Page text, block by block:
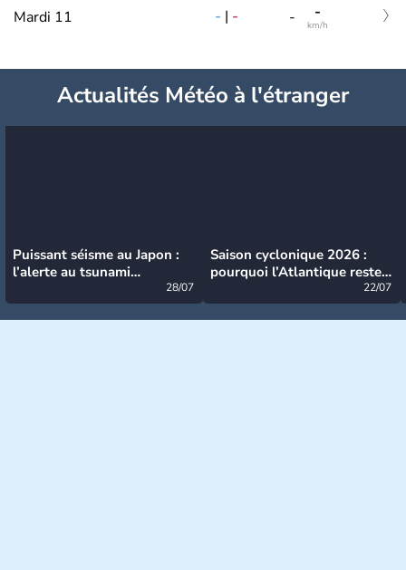
Mardi 11 - | - - -
km/h
Actualités Météo à l'étranger
Puissant séisme au Japon :
l’alerte au tsunami
28/07
Saison cyclonique 2026 :
pourquoi l’Atlantique reste
22/07